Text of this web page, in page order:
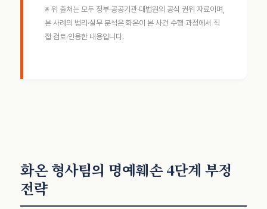
※ 위 출처는 모두 정부·공공기관·대법원의 공식 권위 자료이며,
본 사례의 법리·실무 분석은 화온이 본 사건 수행 과정에서 직
접 검토·인용한 내용입니다.
화온 형사팀의 명예훼손 4단계 부정
전략